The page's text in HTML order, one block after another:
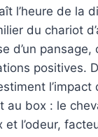
l’heure de la
du chariot
d’un
positives.
l’impact
au box : le
et l’odeur,